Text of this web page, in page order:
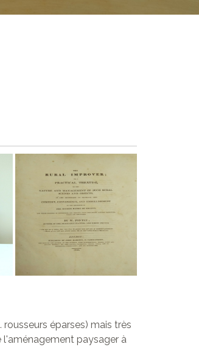
éparses) mais très
l'aménagement paysager à